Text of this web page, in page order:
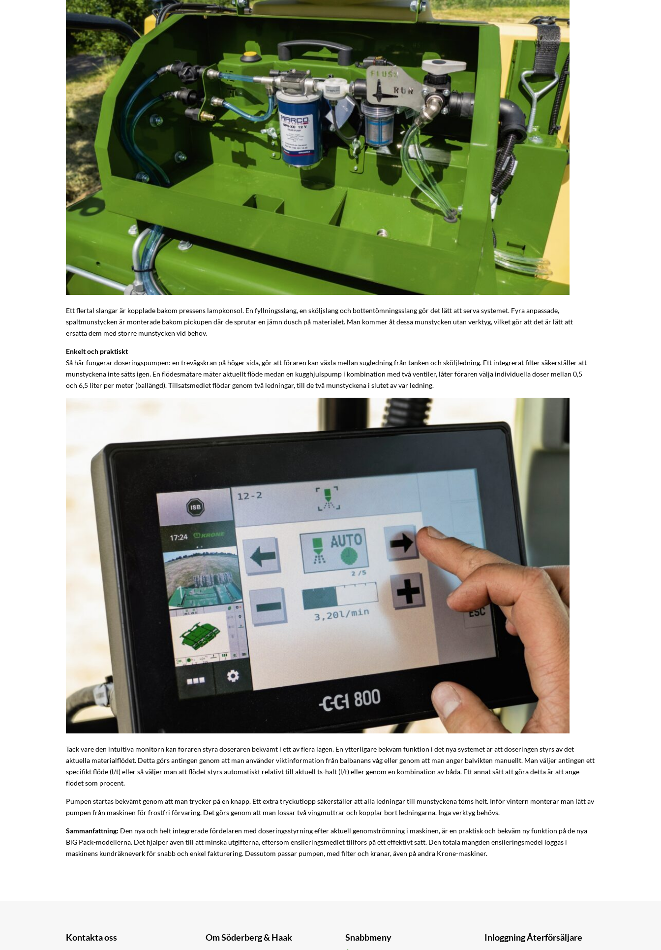
Ett flertal slangar är kopplade bakom pressens lampkonsol. En fyllningsslang, en sköljslang och bottentömningsslang gör det lätt att serva systemet. Fyra anpassade,
spaltmunstycken är monterade bakom pickupen där de sprutar en jämn dusch på materialet. Man kommer åt dessa munstycken utan verktyg, vilket gör att det är lätt att
ersätta dem med större munstycken vid behov.
Enkelt och praktiskt
Så här fungerar doseringspumpen: en trevägskran på höger sida, gör att föraren kan växla mellan sugledning från tanken och sköljledning. Ett integrerat filter säkerställer att
munstyckena inte sätts igen. En flödesmätare mäter aktuellt flöde medan en kugghjulspump i kombination med två ventiler, låter föraren välja individuella doser mellan 0,5
och 6,5 liter per meter (ballängd). Tillsatsmedlet flödar genom två ledningar, till de två munstyckena i slutet av var ledning.
Tack vare den intuitiva monitorn kan föraren styra doseraren bekvämt i ett av flera lägen. En ytterligare bekväm funktion i det nya systemet är att doseringen styrs av det
aktuella materialflödet. Detta görs antingen genom att man använder viktinformation från balbanans våg eller genom att man anger balvikten manuellt. Man väljer antingen ett
specifikt flöde (l/t) eller så väljer man att flödet styrs automatiskt relativt till aktuell ts-halt (l/t) eller genom en kombination av båda. Ett annat sätt att göra detta är att ange
flödet som procent.
Pumpen startas bekvämt genom att man trycker på en knapp. Ett extra tryckutlopp säkerställer att alla ledningar till munstyckena töms helt. Inför vintern monterar man lätt av
pumpen från maskinen för frostfri förvaring. Det görs genom att man lossar två vingmuttrar och kopplar bort ledningarna. Inga verktyg behövs.
Sammanfattning: Den nya och helt integrerade fördelaren med doseringsstyrning efter aktuell genomströmning i maskinen, är en praktisk och bekväm ny funktion på de nya
BiG Pack-modellerna. Det hjälper även till att minska utgifterna, eftersom ensileringsmedlet tillförs på ett effektivt sätt. Den totala mängden ensileringsmedel loggas i
maskinens kundräkneverk för snabb och enkel fakturering. Dessutom passar pumpen, med filter och kranar, även på andra Krone-maskiner.
Kontakta oss Om Söderberg & Haak Snabbmeny Inloggning Återförsäljare